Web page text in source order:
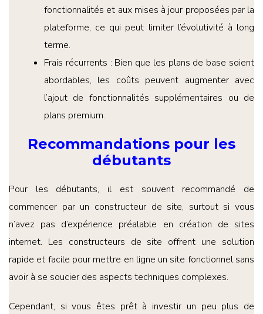
fonctionnalités et aux mises à jour proposées par la
plateforme, ce qui peut limiter l’évolutivité à long
terme.
Frais récurrents : Bien que les plans de base soient
abordables, les coûts peuvent augmenter avec
l’ajout de fonctionnalités supplémentaires ou de
plans premium.
Recommandations pour les
débutants
Pour les débutants, il est souvent recommandé de
commencer par un constructeur de site, surtout si vous
n’avez pas d’expérience préalable en création de sites
internet. Les constructeurs de site offrent une solution
rapide et facile pour mettre en ligne un site fonctionnel sans
avoir à se soucier des aspects techniques complexes.
Cependant, si vous êtes prêt à investir un peu plus de